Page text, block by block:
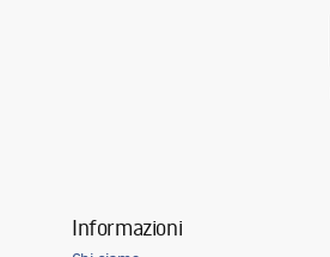
Informazioni